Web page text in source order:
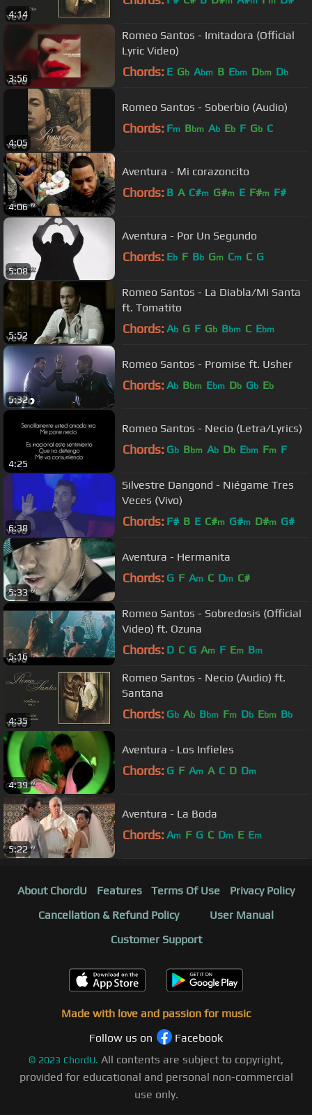
4:14
3:56
Romeo Santos - Imitadora (Official
Lyric Video)
Chords: E Gb Abm B Ebm Dbm Db
4:05
Romeo Santos - Soberbio (Audio)
Chords: Fm Bbm Ab Eb F Gb C
4:06
Aventura - Mi corazoncito
Chords: B A C#m G#m E F#m F#
5:08
Aventura - Por Un Segundo
Chords: Eb F Bb Gm Cm C G
5:52
Romeo Santos - La Diabla/Mi Santa
ft. Tomatito
Chords: Ab G F Gb Bbm C Ebm
5:32
Romeo Santos - Promise ft. Usher
Chords: Ab Bbm Ebm Db Gb Eb
4:25
Romeo Santos - Necio (Letra/Lyrics)
Chords: Gb Bbm Ab Db Ebm Fm F
6:38
Silvestre Dangond - Niégame Tres
Veces (Vivo)
Chords: F# B E C#m G#m D#m G#
5:33
Aventura - Hermanita
Chords: G F Am C Dm C#
5:16
Romeo Santos - Sobredosis (Official
Video) ft. Ozuna
Chords: D C G Am F Em Bm
4:35
Romeo Santos - Necio (Audio) ft.
Santana
Chords: Gb Ab Bbm Fm Db Ebm Bb
4:39
Aventura - Los Infieles
Chords: G F Am A C D Dm
5:22
Aventura - La Boda
Chords: Am F G C Dm E Em
About ChordU Features Terms Of Use
Privacy Policy
Cancellation & Refund Policy
User Manual
Customer Support
Made with love and passion for music
Follow us on
Facebook
© 2023 ChordU. All contents are subject to copyright,
provided for educational and personal non-commercial
use only.